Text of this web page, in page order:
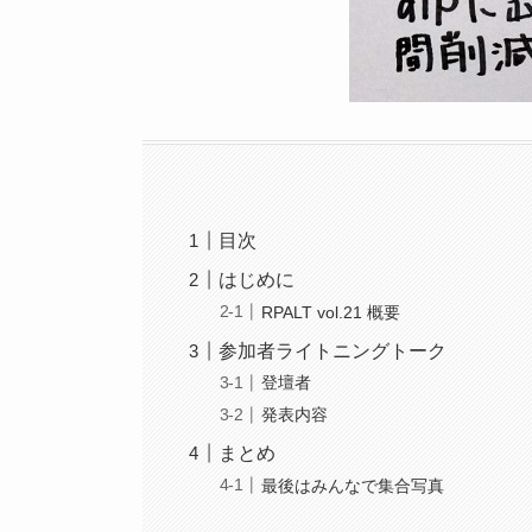
目次
はじめに
RPALT vol.21 概要
参加者ライトニングトーク
登壇者
発表内容
まとめ
最後はみんなで集合写真